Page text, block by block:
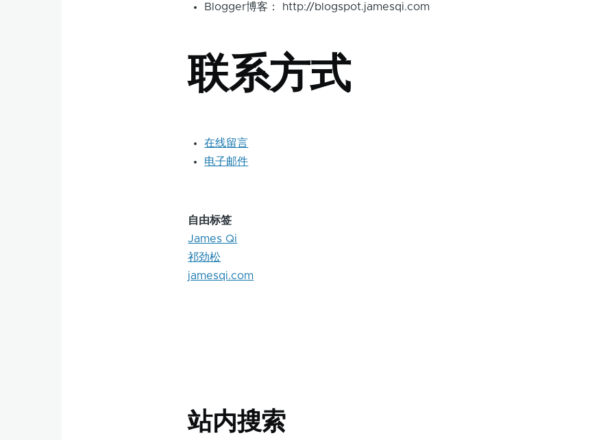
Blogger博客： http://blogspot.jamesqi.com
联系方式
在线留言
电子邮件
自由标签
James Qi
祁劲松
jamesqi.com
站内搜索